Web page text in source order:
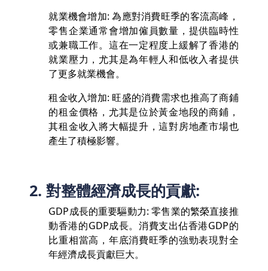
就業機會增加: 為應對消費旺季的客流高峰，
零售企業通常會增加僱員數量，提供臨時性
或兼職工作。這在一定程度上緩解了香港的
就業壓力，尤其是為年輕人和低收入者提供
了更多就業機會。
租金收入增加: 旺盛的消費需求也推高了商鋪
的租金價格，尤其是位於黃金地段的商鋪，
其租金收入將大幅提升，這對房地產市場也
產生了積極影響。
2. 對整體經濟成長的貢獻:
GDP成長的重要驅動力: 零售業的繁榮直接推
動香港的GDP成長。消費支出佔香港GDP的
比重相當高，年底消費旺季的強勁表現對全
年經濟成長貢獻巨大。